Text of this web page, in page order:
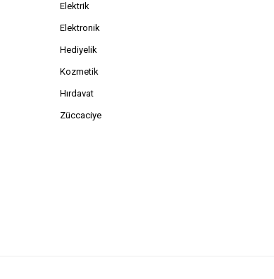
Elektrik
Elektronik
Hediyelik
Kozmetik
Hırdavat
Züccaciye